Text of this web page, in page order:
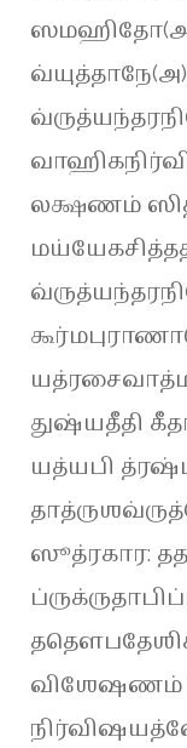
லக்ஷணம்
துஷ்யதீதி
யத்யபி
ஸூத்ரகார:
விஶேஷணம்